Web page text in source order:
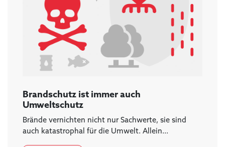
Brandschutz ist immer auch
Umweltschutz
Brände vernichten nicht nur Sachwerte, sie sind
auch katastrophal für die Umwelt. Allein...